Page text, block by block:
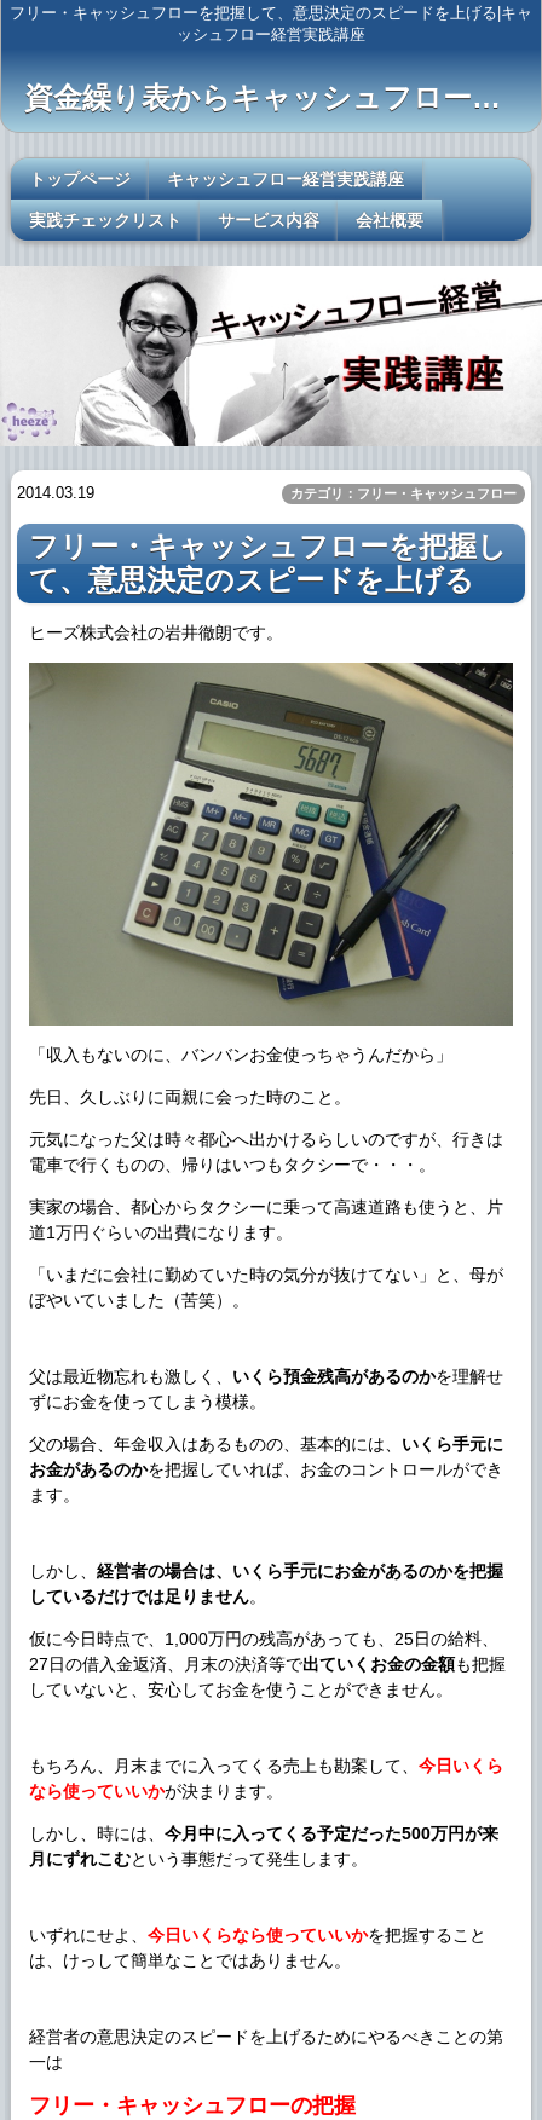
フリー・キャッシュフローを把握して、意思決定のスピードを上げる|キャ
ッシュフロー経営実践講座
資金繰り表からキャッシュフロー経営へ
トップページ キャッシュフロー経営実践講座
実践チェックリスト サービス内容 会社概要
2014.03.19 カテゴリ：フリー・キャッシュフロー
フリー・キャッシュフローを把握し
て、意思決定のスピードを上げる
ヒーズ株式会社の岩井徹朗です。
「収入もないのに、バンバンお金使っちゃうんだから」
先日、久しぶりに両親に会った時のこと。
元気になった父は時々都心へ出かけるらしいのですが、行きは
電車で行くものの、帰りはいつもタクシーで・・・。
実家の場合、都心からタクシーに乗って高速道路も使うと、片
道1万円ぐらいの出費になります。
「いまだに会社に勤めていた時の気分が抜けてない」と、母が
ぼやいていました（苦笑）。
父は最近物忘れも激しく、 いくら預金残高があるのかを理解せ
ずにお金を使ってしまう模様。
父の場合、年金収入はあるものの、基本的には、 いくら手元に
お金があるのかを把握していれば、お金のコントロールができ
ます。
しかし、 経営者の場合は、いくら手元にお金があるのかを把握
しているだけでは足りません。
仮に今日時点で、1,000万円の残高があっても、25日の給料、
27日の借入金返済、月末の決済等で出ていくお金の金額も把握
していないと、安心してお金を使うことができません。
もちろん、月末までに入ってくる売上も勘案して、 今日いくら
なら使っていいかが決まります。
しかし、時には、 今月中に入ってくる予定だった500万円が来
月にずれこむという事態だって発生します。
いずれにせよ、 今日いくらなら使っていいかを把握すること
は、けっして簡単なことではありません。
経営者の意思決定のスピードを上げるためにやるべきことの第
一は
フリー・キャッシュフローの把握